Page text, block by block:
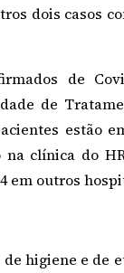
dois casos
de
de
estão
clínica do
em outros
higiene e de